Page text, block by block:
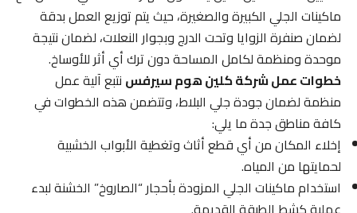
ماكينات الجلي الكبيرة والصغيرة، حيث يتم توزيع العمل بدقة
لضمان صنفرة الزوايا وتحت الدرج وبجوار النعلات، لضمان نتيجة
موحدة ومنظمة لكامل المساحة دون ترك أي أثر للأوساخ.
خطوات عمل شركة كلين هوم سيرفسنتبع آلية عمل
منظمة لضمان جودة جلي البلاط، وتتضمن هذه الخطوات في
كافة مناطق جدة ما يلي:
إخلاء المكان من أي قطع أثاث وتغطية الأبواب الخشبية
لحمايتها من المياه.
استخدام ماكينات الجلي المزودة بأحجار “الصاروخ” الخشنة لبدء